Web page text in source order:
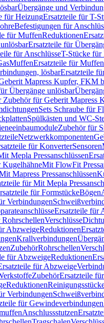
Übergänge und
für HeizungErsatzteile für T-
Befestigungen für
für MuffenReduktionen
Ersatzteile für
für AnschlüsseT-Stücke für
MuffenErsatzteile für Muffen
lösbarErsatzteile
Mapress Kupfer, FKM
Übergänge unlösbar
Zubehör für Geberit Mapress
Sets Schraube für
Spülkästen und WC-
Zubehör für
Netzwerkkomponenten
für KonverterSensoren
Mepla Pressanschlüssen
KugelhähneMit FlowFit
Mapress Pressanschlüssen
für Mit Mepla
für FormstückeBögen
Verbindungen
Ersatzteile für
Verschlüsse
AbzweigeReduktionen
Krallverbindungen
ZubehörRohrschellen
für AbzweigeReduktionen
für Abzweige
ZubehörErsatzteile
Reduktionen
Verbindungen
für Gewindeverbindungen
Anschlussstutzen